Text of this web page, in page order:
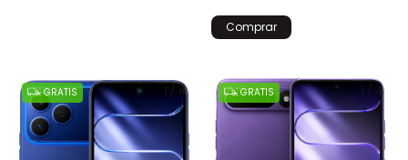
Comprar
1 / 4
GRATIS 1/4
GRATIS